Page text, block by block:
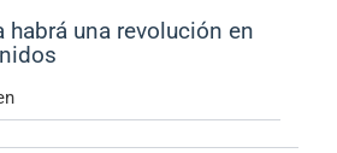
habrá una revolución en